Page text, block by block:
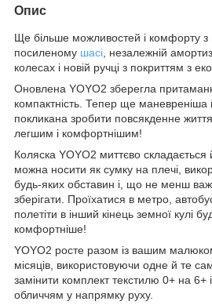
Опис
Ще більше можливостей і комфорту з
посиленому шасі , незалежній
колесах і новій ручці з покриттям з
Оновлена YOYO2 зберегла притаманну
компактність. Тепер ще маневреніша
покликана зробити повсякденне
легшим і комфортнішим!
Коляска YOYO2 миттєво складається
можна носити як сумку на плечі,
будь-яких обставин і, що не менш
зберігати. Проїхатися в метро,
полетіти в інший кінець земної кулі
комфортніше!
YOYO2 росте разом із вашим
місяців, використовуючи одне й те
замінити комплект текстилю 0+ на 6+
обличчям у напрямку руху.